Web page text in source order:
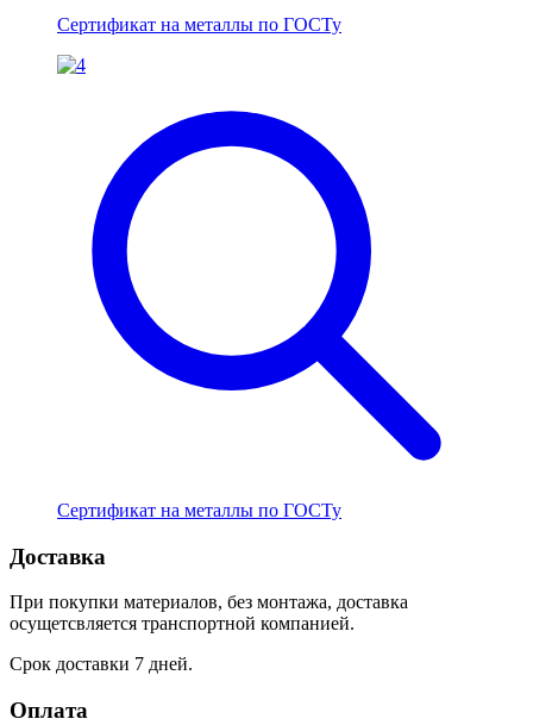
Сертификат на металлы по ГОСТу
Сертификат на металлы по ГОСТу
Доставка
При покупки материалов, без монтажа, доставка
осущетсвляется транспортной компанией.
Срок доставки 7 дней.
Оплата